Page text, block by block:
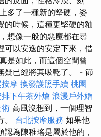
多了一種新的堅硬，姿
的時候，這種更堅硬的釉
想像一般的惡魔都在尋
可以安逸的安定下來，借
是如此，而這個空間曾
疑已經將其吸乾了。 - 節
按摩 換發護照手續 桃園
下午茶外燴 浪漫戶外婚
術 高風沒想到，一個理智
。 台北按摩服務 如果他
為陳稚瑤是屬於他的，